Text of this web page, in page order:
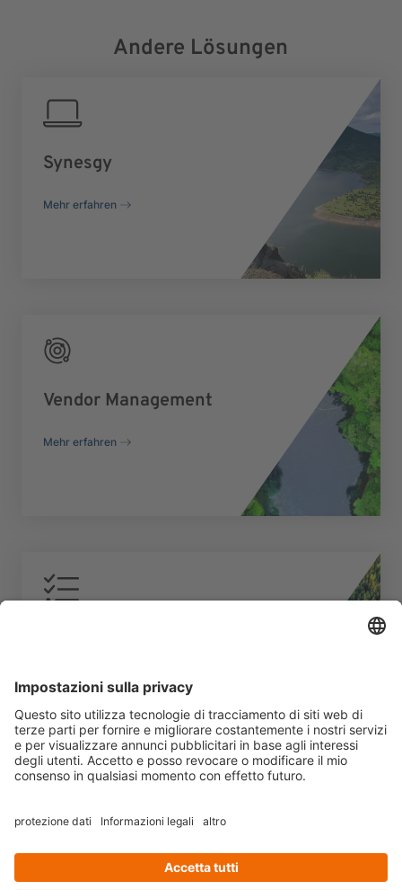
Andere Lösungen
Synesgy
Mehr erfahren
Vendor Management
Mehr erfahren
Mehr erfahren
Follow us on